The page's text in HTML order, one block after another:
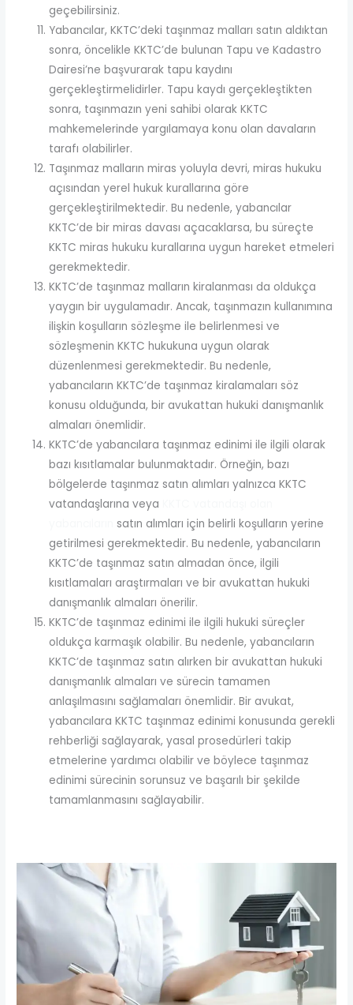
geçebilirsiniz.
Yabancılar, KKTC’deki taşınmaz malları satın aldıktan
sonra, öncelikle KKTC’de bulunan Tapu ve Kadastro
Dairesi’ne başvurarak tapu kaydını
gerçekleştirmelidirler. Tapu kaydı gerçekleştikten
sonra, taşınmazın yeni sahibi olarak KKTC
mahkemelerinde yargılamaya konu olan davaların
tarafı olabilirler.
Taşınmaz malların miras yoluyla devri, miras hukuku
açısından yerel hukuk kurallarına göre
gerçekleştirilmektedir. Bu nedenle, yabancılar
KKTC’de bir miras davası açacaklarsa, bu süreçte
KKTC miras hukuku kurallarına uygun hareket etmeleri
gerekmektedir.
KKTC’de taşınmaz malların kiralanması da oldukça
yaygın bir uygulamadır. Ancak, taşınmazın kullanımına
ilişkin koşulların sözleşme ile belirlenmesi ve
sözleşmenin KKTC hukukuna uygun olarak
düzenlenmesi gerekmektedir. Bu nedenle,
yabancıların KKTC’de taşınmaz kiralamaları söz
konusu olduğunda, bir avukattan hukuki danışmanlık
almaları önemlidir.
KKTC’de yabancılara taşınmaz edinimi ile ilgili olarak
bazı kısıtlamalar bulunmaktadır. Örneğin, bazı
bölgelerde taşınmaz satın alımları yalnızca KKTC
vatandaşlarına veya
satın alımları için belirli koşulların yerine
getirilmesi gerekmektedir. Bu nedenle, yabancıların
KKTC’de taşınmaz satın almadan önce, ilgili
kısıtlamaları araştırmaları ve bir avukattan hukuki
danışmanlık almaları önerilir.
KKTC’de taşınmaz edinimi ile ilgili hukuki süreçler
oldukça karmaşık olabilir. Bu nedenle, yabancıların
KKTC’de taşınmaz satın alırken bir avukattan hukuki
danışmanlık almaları ve sürecin tamamen
anlaşılmasını sağlamaları önemlidir. Bir avukat,
yabancılara KKTC taşınmaz edinimi konusunda gerekli
rehberliği sağlayarak, yasal prosedürleri takip
etmelerine yardımcı olabilir ve böylece taşınmaz
edinimi sürecinin sorunsuz ve başarılı bir şekilde
tamamlanmasını sağlayabilir.